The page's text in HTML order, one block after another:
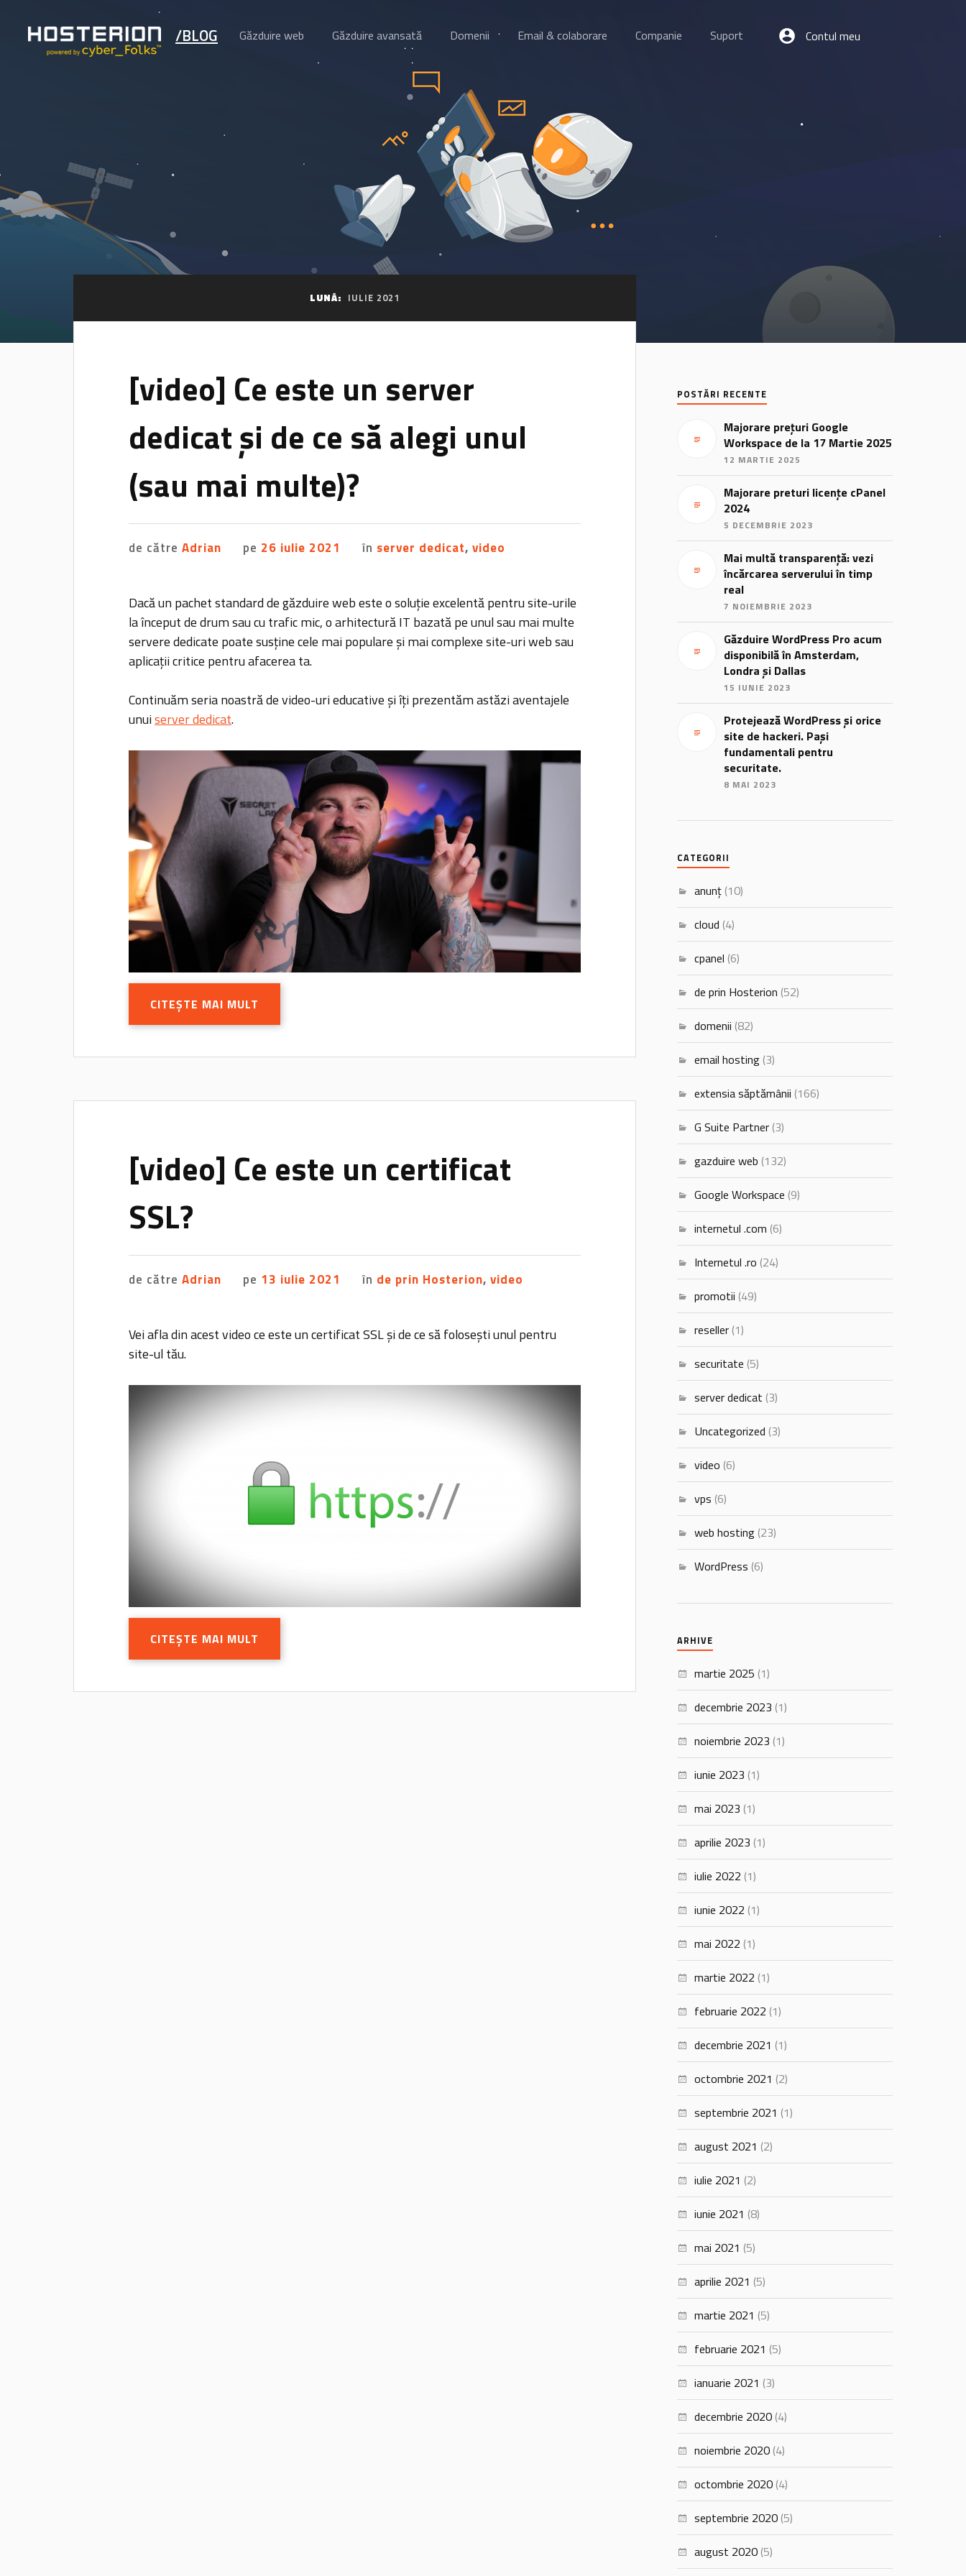
/BLOG Găzduire web Găzduire avansată Domenii Email & colaborare Companie Suport Contul meu
LUNĂ: IULIE 2021
[video] Ce este un server
dedicat și de ce să alegi unul
(sau mai multe)?
de cătreAdrian pe 26 iulie 2021 în server dedicat,video
Dacă un pachet standard de găzduire web este o soluție excelentă pentru site-urile
la început de drum sau cu trafic mic, o arhitectură IT bazată pe unul sau mai multe
servere dedicate poate susține cele mai populare și mai complexe site-uri web sau
aplicații critice pentru afacerea ta.
Continuăm seria noastră de video-uri educative și îți prezentăm astăzi aventajele
unuiserver dedicat.
CITEȘTE MAI MULT
[video] Ce este un certificat
SSL?
de cătreAdrian pe 13 iulie 2021 în de prin Hosterion,video
Vei afla din acest video ce este un certificat SSL și de ce să folosești unul pentru
site-ul tău.
CITEȘTE MAI MULT
POSTĂRI RECENTE
Majorare prețuri Google
Workspace de la 17 Martie 2025
12 MARTIE 2025
Majorare preturi licențe cPanel
2024
5 DECEMBRIE 2023
Mai multă transparență: vezi
încărcarea serverului în timp
real
7 NOIEMBRIE 2023
Găzduire WordPress Pro acum
disponibilă în Amsterdam,
Londra și Dallas
15 IUNIE 2023
Protejează WordPress și orice
site de hackeri. Pași
fundamentali pentru
securitate.
8 MAI 2023
CATEGORII
anunț (10)
cloud (4)
cpanel (6)
de prin Hosterion (52)
domenii (82)
email hosting (3)
extensia săptămânii (166)
G Suite Partner (3)
gazduire web (132)
Google Workspace (9)
internetul .com (6)
Internetul .ro (24)
promotii (49)
reseller (1)
securitate (5)
server dedicat (3)
Uncategorized (3)
video (6)
vps (6)
web hosting (23)
WordPress (6)
ARHIVE
martie 2025 (1)
decembrie 2023 (1)
noiembrie 2023 (1)
iunie 2023 (1)
mai 2023 (1)
aprilie 2023 (1)
iulie 2022 (1)
iunie 2022 (1)
mai 2022 (1)
martie 2022 (1)
februarie 2022 (1)
decembrie 2021 (1)
octombrie 2021 (2)
septembrie 2021 (1)
august 2021 (2)
iulie 2021 (2)
iunie 2021 (8)
mai 2021 (5)
aprilie 2021 (5)
martie 2021 (5)
februarie 2021 (5)
ianuarie 2021 (3)
decembrie 2020 (4)
noiembrie 2020 (4)
octombrie 2020 (4)
septembrie 2020 (5)
august 2020 (5)